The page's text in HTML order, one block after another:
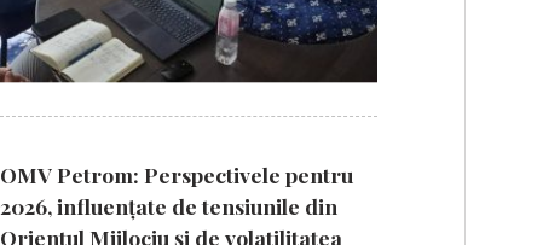
OMV Petrom: Perspectivele pentru
2026, influențate de tensiunile din
Orientul Mijlociu și de volatilitatea